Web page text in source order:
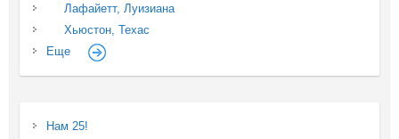
Лафайетт, Луизиана
Хьюстон, Техас
Еще
Нам 25!